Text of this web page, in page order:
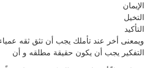
الإيمان
التخيل
التأكيد
ويمعنى أخر عند تأملك يجب أن تثق ثقه
التفكير يجب أن يكون حقيقة مطلقه و أن